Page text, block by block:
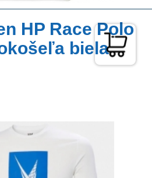
HP Race Polo
biela